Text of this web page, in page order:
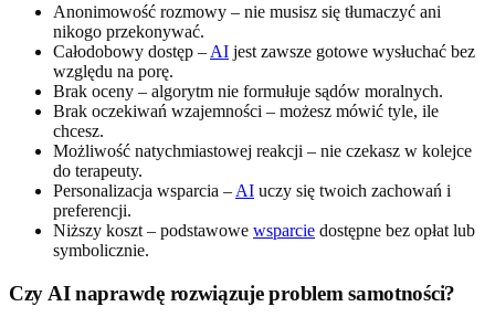
Anonimowość rozmowy – nie musisz się tłumaczyć ani
nikogo przekonywać.
Całodobowy dostęp – AI jest zawsze gotowe wysłuchać bez
względu na porę.
Brak oceny – algorytm nie formułuje sądów moralnych.
Brak oczekiwań wzajemności – możesz mówić tyle, ile
chcesz.
Możliwość natychmiastowej reakcji – nie czekasz w kolejce
do terapeuty.
Personalizacja wsparcia – AI uczy się twoich zachowań i
preferencji.
Niższy koszt – podstawowe wsparcie dostępne bez opłat lub
symbolicznie.
Czy AI naprawdę rozwiązuje problem samotności?